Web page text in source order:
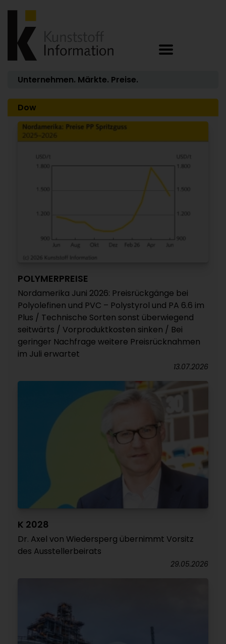
Unternehmen. Märkte. Preise.
Dow
POLYMERPREISE
Nordamerika Juni 2026: Preisrückgänge bei
Polyolefinen und PVC – Polystyrol und PA 6.6 im
Plus / Technische Sorten sonst überwiegend
seitwärts / Vorproduktkosten sinken / Bei
geringer Nachfrage weitere Preisrücknahmen
im Juli erwartet
13.07.2026
K 2028
Dr. Axel von Wiedersperg übernimmt Vorsitz
des Ausstellerbeirats
29.05.2026